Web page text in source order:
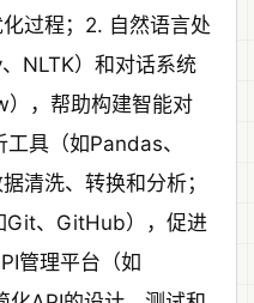
过程；2. 自然语言处
NLTK）和对话系统
，帮助构建智能对
具（如Pandas、
清洗、转换和分析；
Git、GitHub），促进
管理平台（如